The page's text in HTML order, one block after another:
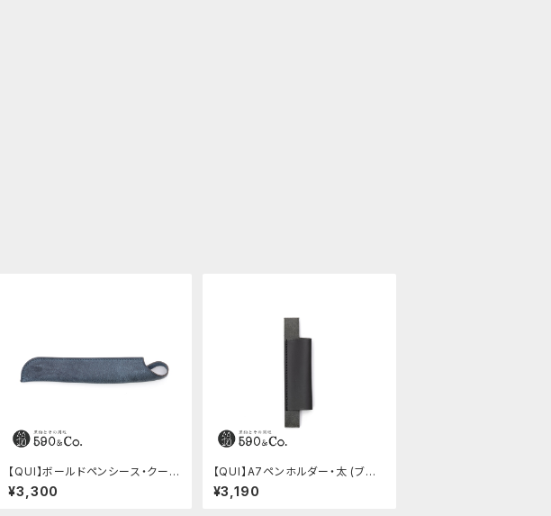
【QUI】ボールドペンシース・クード
ゥー (ブルー)
¥3,300
【QUI】A7ペンホルダー・太 (ブラッ
ク)
¥3,190